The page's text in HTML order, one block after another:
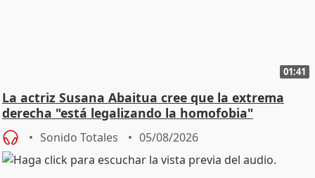
01:41
La actriz Susana Abaitua cree que la extrema
derecha "está legalizando la homofobia"
Sonido Totales 05/08/2026